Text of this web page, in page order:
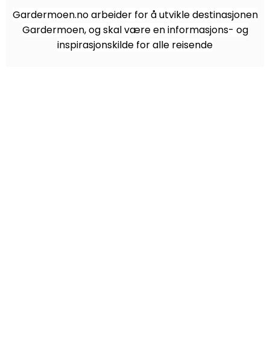
Gardermoen.no arbeider for å utvikle destinasjonen
Gardermoen, og skal være en informasjons- og
inspirasjonskilde for alle reisende